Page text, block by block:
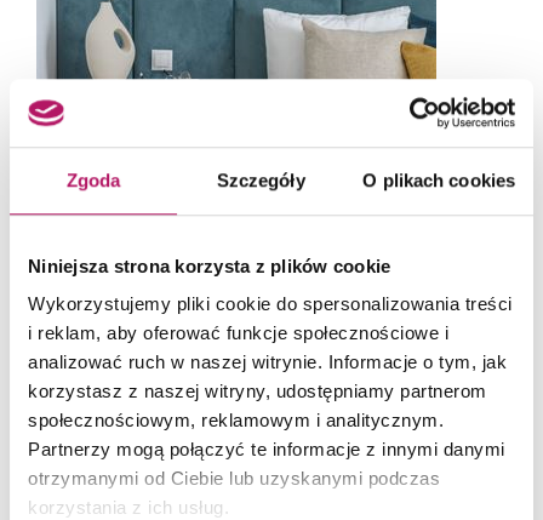
Zgoda Szczegóły O plikach cookies
Niniejsza strona korzysta z plików cookie
Wykorzystujemy pliki cookie do spersonalizowania treści
i reklam, aby oferować funkcje społecznościowe i
analizować ruch w naszej witrynie. Informacje o tym, jak
korzystasz z naszej witryny, udostępniamy partnerom
społecznościowym, reklamowym i analitycznym.
Partnerzy mogą połączyć te informacje z innymi danymi
otrzymanymi od Ciebie lub uzyskanymi podczas
korzystania z ich usług.
Po obu stronach łózka zaprojektowano praktyczne szafki nocne. Fot. Pion Poziom